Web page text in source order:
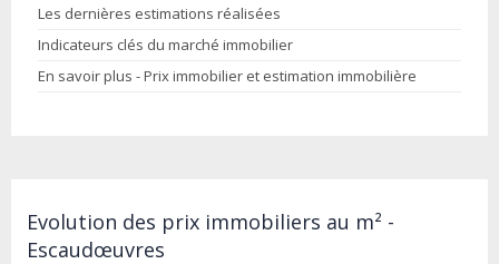
Les dernières estimations réalisées
Indicateurs clés du marché immobilier
En savoir plus - Prix immobilier et estimation immobilière
Evolution des prix immobiliers au m² -
Escaudœuvres